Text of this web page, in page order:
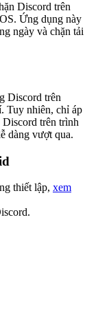
Discord trên
Ứng dụng này
ngày và chặn tải
Discord trên
Tuy nhiên, chỉ áp
trên trình
dàng vượt qua.
thiết lập, xem